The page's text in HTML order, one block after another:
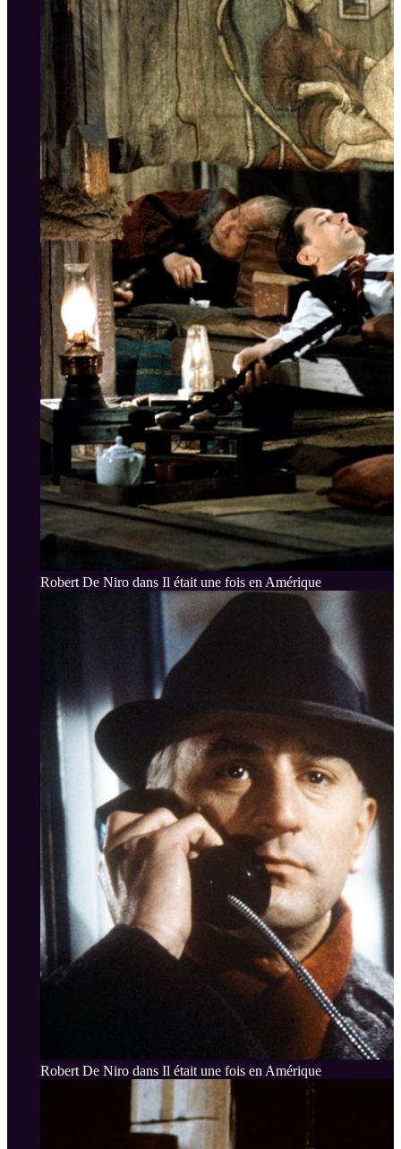
Robert De Niro dans Il était une fois en Amérique
Robert De Niro dans Il était une fois en Amérique